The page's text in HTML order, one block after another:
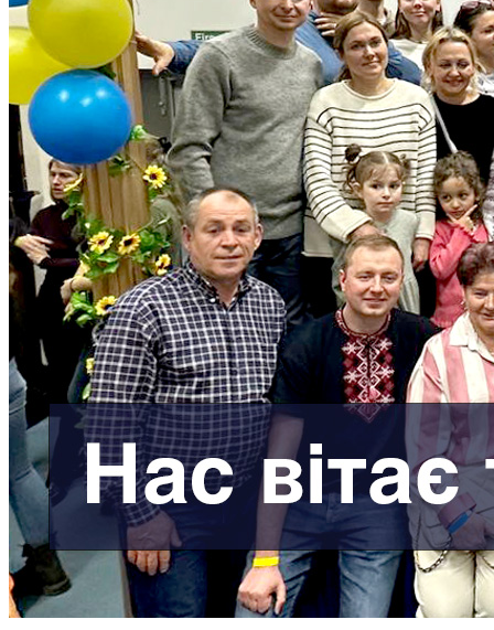
Кадрові зміни
Працевлаштування
Про глухих
Постаті в УТОГ
Все про УТОГ: ваші права, послуги та підтримка:
Важлива інформація
Благодійні справи
Історія глухих
Коронавірус
Брифінги
Корисні інформаційні матеріали від Т. Ломакіної
Офіційна інформація
Про УТОГ
Керівництво УТОГ
Громадські ради УТОГ ⩺
Всеукраїнська Рада голів обласних
організацій УТОГ
Всеукраїнська Рада ветеранів УТОГ
Всеукраїнська Рада перекладачів жестової
мови УТОГ
Всеукраїнська Рада директорів УТОГ
Всеукраїнська молодіжна Рада УТОГ
Молодіжні лідери УТОГ
Ветерани УТОГ
Мережа УТОГ
Підприємства УТОГ
Рекорди УТОГ
Видання УТОГ
Звіти